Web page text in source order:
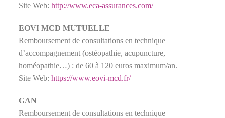
Site Web:http://www.eca-assurances.com/
EOVI MCD MUTUELLE
Remboursement de consultations en technique
d’accompagnement (ostéopathie, acupuncture,
homéopathie…) : de 60 à 120 euros maximum/an.
Site Web:https://www.eovi-mcd.fr/
GAN
Remboursement de consultations en technique